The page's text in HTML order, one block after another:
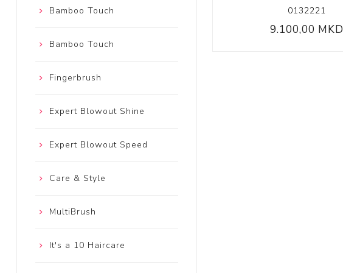
0132221
9.100,00 MKD
Bamboo Touch
Bamboo Touch
Fingerbrush
Expert Blowout Shine
Expert Blowout Speed
Care & Style
MultiBrush
It's a 10 Haircare